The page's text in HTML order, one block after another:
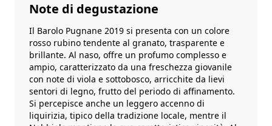
Note di degustazione
Il Barolo Pugnane 2019 si presenta con un colore
rosso rubino tendente al granato, trasparente e
brillante. Al naso, offre un profumo complesso e
ampio, caratterizzato da una freschezza giovanile
con note di viola e sottobosco, arricchite da lievi
sentori di legno, frutto del periodo di affinamento.
Si percepisce anche un leggero accenno di
liquirizia, tipico della tradizione locale, mentre il